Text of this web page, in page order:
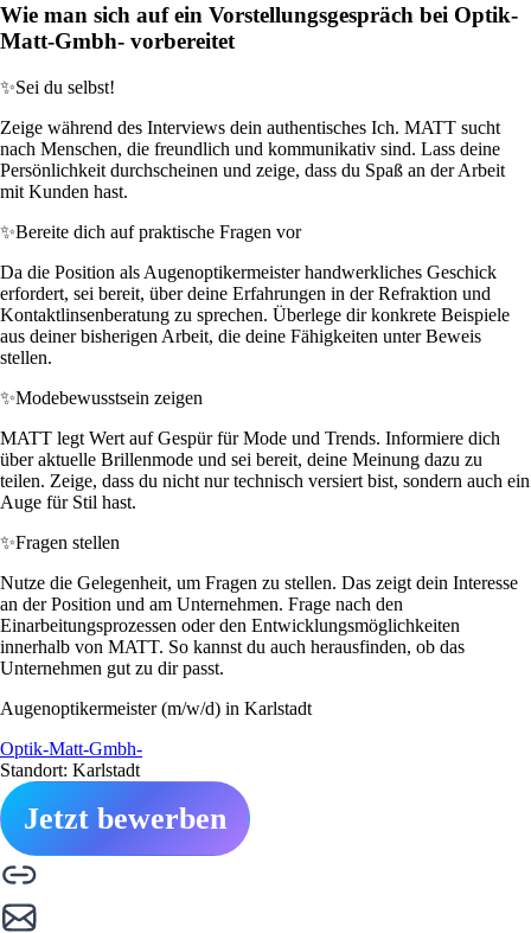
Wie man sich auf ein Vorstellungsgespräch bei Optik-
Matt-Gmbh- vorbereitet
✨Sei du selbst!
Zeige während des Interviews dein authentisches Ich. MATT sucht
nach Menschen, die freundlich und kommunikativ sind. Lass deine
Persönlichkeit durchscheinen und zeige, dass du Spaß an der Arbeit
mit Kunden hast.
✨Bereite dich auf praktische Fragen vor
Da die Position als Augenoptikermeister handwerkliches Geschick
erfordert, sei bereit, über deine Erfahrungen in der Refraktion und
Kontaktlinsenberatung zu sprechen. Überlege dir konkrete Beispiele
aus deiner bisherigen Arbeit, die deine Fähigkeiten unter Beweis
stellen.
✨Modebewusstsein zeigen
MATT legt Wert auf Gespür für Mode und Trends. Informiere dich
über aktuelle Brillenmode und sei bereit, deine Meinung dazu zu
teilen. Zeige, dass du nicht nur technisch versiert bist, sondern auch ein
Auge für Stil hast.
✨Fragen stellen
Nutze die Gelegenheit, um Fragen zu stellen. Das zeigt dein Interesse
an der Position und am Unternehmen. Frage nach den
Einarbeitungsprozessen oder den Entwicklungsmöglichkeiten
innerhalb von MATT. So kannst du auch herausfinden, ob das
Unternehmen gut zu dir passt.
Augenoptikermeister (m/w/d) in Karlstadt
Optik-Matt-Gmbh-
Standort: Karlstadt
Jetzt bewerben